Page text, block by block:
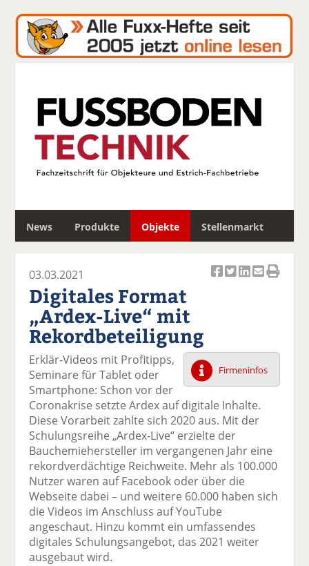
News Produkte Objekte Stellenmarkt
c
uf
F
ac
e
b
o
o
k
te
il
e
n
wi
tt
er
n
uf
Li
n
k
e
n
te
il
e
er
E
m
ai
l
er
se
d
n
ck
e
03.03.2021
Digitales Format
„Ardex-Live“ mit
Rekordbeteiligung
Firmeninfos
Erklär-Videos mit Profitipps,
Seminare für Tablet oder
Smartphone: Schon vor der
Coronakrise setzte Ardex auf digitale Inhalte.
Diese Vorarbeit zahlte sich 2020 aus. Mit der
Schulungsreihe „Ardex-Live“ erzielte der
Bauchemiehersteller im vergangenen Jahr eine
rekordverdächtige Reichweite. Mehr als 100.000
Nutzer waren auf Facebook oder über die
Webseite dabei – und weitere 60.000 haben sich
die Videos im Anschluss auf YouTube
angeschaut. Hinzu kommt ein umfassendes
digitales Schulungsangebot, das 2021 weiter
ausgebaut wird.